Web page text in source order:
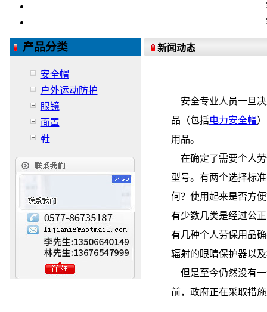
产品分类
安全帽
户外运动防护
眼镜
面罩
鞋
新闻动态
安全专业人员一旦决
品（包括电力安全帽
用品。
在确定了需要个人劳
型号。有两个选择标
何？使用起来是否方
有少数几类是经过公
有几种个人劳保用品
辐射的眼睛保护器以
但是至今仍然没有一
前，政府正在采取措